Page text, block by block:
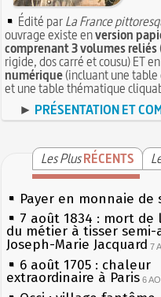
Édité parLa France
ouvrage existe enversion
comprenant 3 volumes reliés
rigide, dos carré et cousu) ET en
numérique(incluant une table
et une table thématique
► PRÉSENTATION ET
Les Plus RÉCENTS
Payer en monnaie de
7 août 1834 : mort
du métier à tisser
Joseph-Marie Jacquard 7
6 août 1705 : chaleur
extraordinaire à Paris 6